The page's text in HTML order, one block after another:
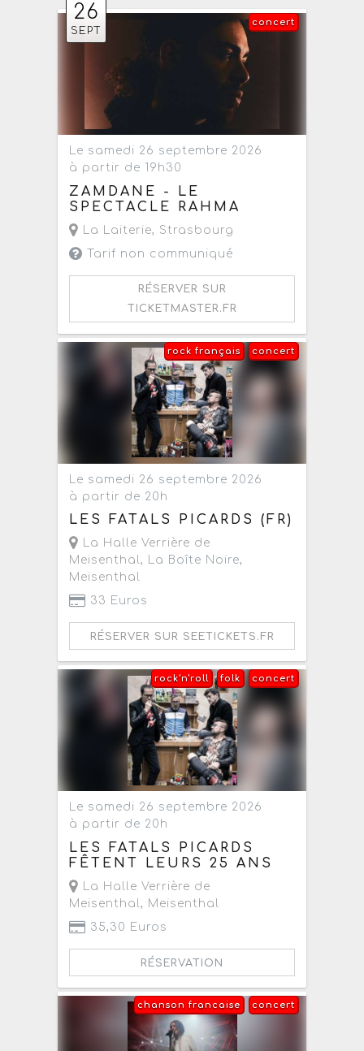
26
SEPT
concert
Le samedi 26 septembre 2026
à partir de 19h30
ZAMDANE - LE
SPECTACLE RAHMA
La Laiterie, Strasbourg
Tarif non communiqué
RÉSERVER SUR
TICKETMASTER.FR
concert
rock français
Le samedi 26 septembre 2026
à partir de 20h
LES FATALS PICARDS (FR)
La Halle Verrière de
Meisenthal, La Boîte Noire,
Meisenthal
33 Euros
RÉSERVER SUR SEETICKETS.FR
concert
folk
rock'n'roll
Le samedi 26 septembre 2026
à partir de 20h
LES FATALS PICARDS
FÊTENT LEURS 25 ANS
La Halle Verrière de
Meisenthal , Meisenthal
35,30 Euros
RÉSERVATION
concert
chanson francaise